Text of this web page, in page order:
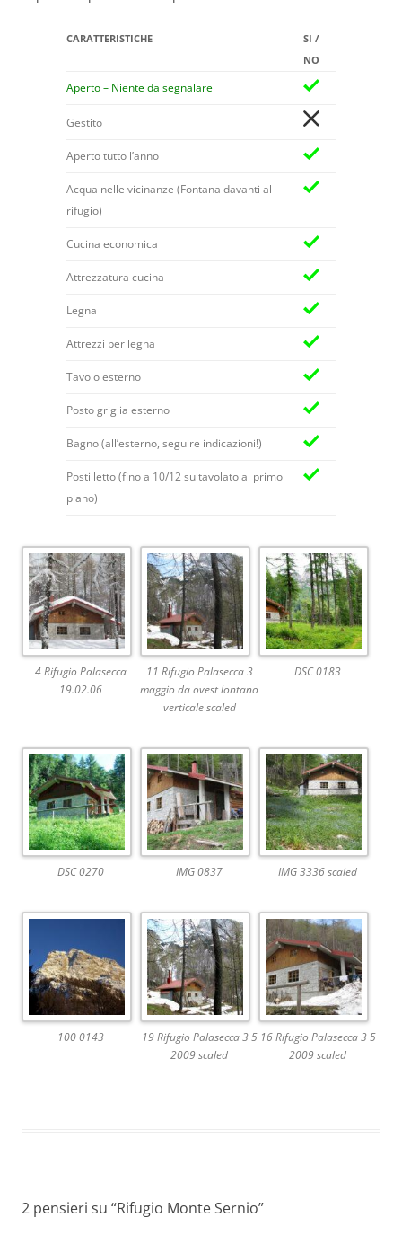
CARATTERISTICHE
SI /
NO
Aperto – Niente da segnalare
Gestito
Aperto tutto l’anno
Acqua nelle vicinanze (Fontana davanti al
rifugio)
Cucina economica
Attrezzatura cucina
Legna
Attrezzi per legna
Tavolo esterno
Posto griglia esterno
Bagno (all’esterno, seguire indicazioni!)
Posti letto (fino a 10/12 su tavolato al primo
piano)
4 Rifugio Palasecca
19.02.06
11 Rifugio Palasecca 3
maggio da ovest lontano
verticale scaled
DSC 0183
DSC 0270 IMG 0837 IMG 3336 scaled
100 0143
19 Rifugio Palasecca 3 5
2009 scaled
16 Rifugio Palasecca 3 5
2009 scaled
2 pensieri su “Rifugio Monte Sernio”